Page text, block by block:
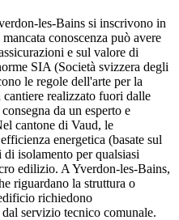
les-Bains si inscrivono in
conoscenza può avere
e sul valore di
SIA (Società svizzera degli
le regole dell'arte per la
realizzato fuori dalle
da un esperto e
cantone di Vaud, le
energetica (basate sul
isolamento per qualsiasi
edilizio. A Yverdon-les-Bains,
riguardano la struttura o
richiedono
servizio tecnico comunale.